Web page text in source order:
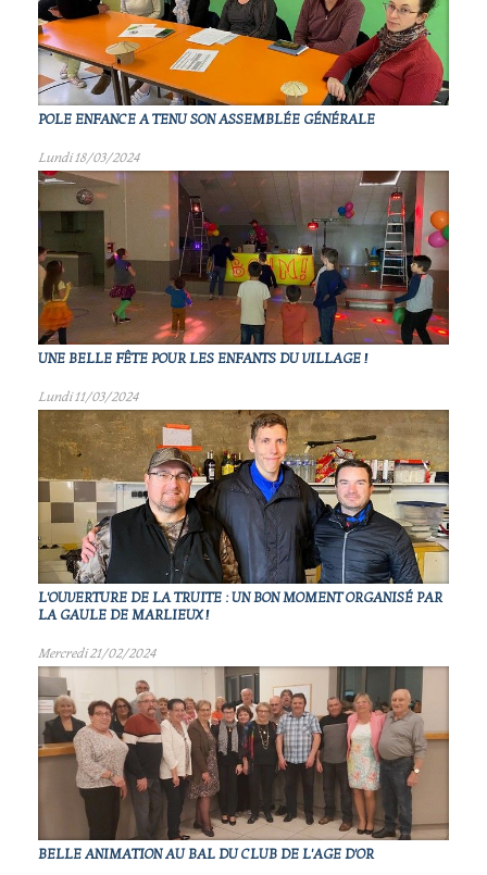
POLE ENFANCE A TENU SON ASSEMBLÉE GÉNÉRALE
Lundi 18/03/2024
UNE BELLE FÊTE POUR LES ENFANTS DU VILLAGE !
Lundi 11/03/2024
L'OUVERTURE DE LA TRUITE : UN BON MOMENT ORGANISÉ PAR
LA GAULE DE MARLIEUX !
Mercredi 21/02/2024
BELLE ANIMATION AU BAL DU CLUB DE L'AGE D'OR